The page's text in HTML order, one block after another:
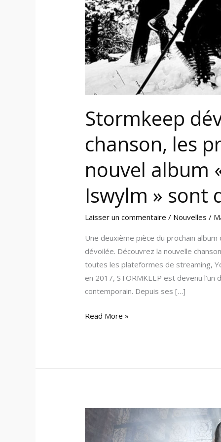
Stormkeep
chanson, les
nouvel album
Iswylm » sont
Laisser un commentaire / Nouvelles /
Une deuxième pièce du prochain
dévoilée. Découvrez la nouvelle
toutes les plateformes de streaming,
en 2017, STORMKEEP est devenu
contemporain. Depuis ses […]
nouvel
album
« The
Nocturnes
of
Iswylm »
Read More »
Borgir